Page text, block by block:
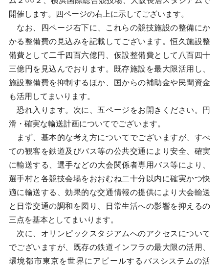
開催します。四ページの右上に示してございます。
なお、四ページ右下に、これらの競技施設の整備にか
かる整備費の見込みを記載してございます。恒久施設整
備費として二千四百六億円、仮設整備費として八百四十
三億円を見込んでおります。既存施設を最大限活用し、
施設整備費を抑制するほか、国からの補助金や民間資金
も活用してまいります。
恐れ入ります。次に、五ページをお開きください。円
滑・確実な輸送計画についてでございます。
まず、基本的な考え方についてでございますが、すべ
ての観客を鉄道及びバス等の公共交通により安全、確実
に輸送する、選手などの大会関係者専用バス等により、
選手村と各競技会場をおおむね二十分以内に確実かつ快
適に輸送する、効果的な交通情報の提供により大会輸送
と日常交通の調和を図り、日常生活への影響を抑えるの
三点を基本としてまいります。
次に、オリンピックスタジアムへのアクセスについて
でございますが、既存の鉄道インフラの最大限の活用、
環境都市東京を世界にアピールするバスシステムの活